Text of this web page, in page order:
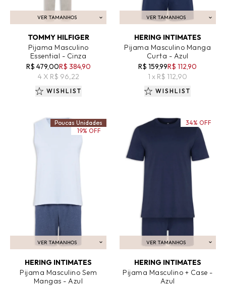
VER TAMANHOS
ADICIONAR AO CARRINHO
TOMMY HILFIGER
Pijama Masculino
Essential - Cinza
R$ 479,00R$ 384,90
4 X R$ 96,22
WISHLIST
VER TAMANHOS
ADICIONAR AO CARRINHO
HERING INTIMATES
Pijama Masculino Manga
Curta - Azul
R$ 159,99R$ 112,90
1 x R$ 112,90
WISHLIST
VER TAMANHOS
ADICIONAR AO CARRINHO
HERING INTIMATES
Pijama Masculino Sem
Mangas - Azul
Poucas Unidades
19% OFF
VER TAMANHOS
ADICIONAR AO CARRINHO
HERING INTIMATES
Pijama Masculino + Case -
Azul
34% OFF